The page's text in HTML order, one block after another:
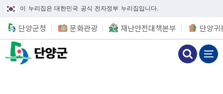
이 누리집은 대한민국 공식 전자정부 누리집입니다.
단양군청 문화관광 재난안전대책본부 단양귀